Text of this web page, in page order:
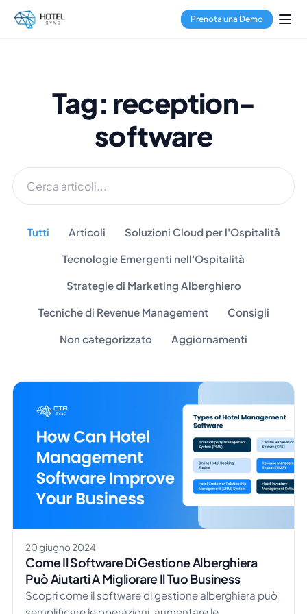
Prenota una Demo
Tag: reception-
software
Tutti Articoli Soluzioni Cloud per l'Ospitalità
Tecnologie Emergenti nell'Ospitalità
Strategie di Marketing Alberghiero
Tecniche di Revenue Management Consigli
Non categorizzato Aggiornamenti
20 giugno 2024
Come Il Software Di Gestione Alberghiera
Può Aiutarti A Migliorare Il Tuo Business
Scopri come il software di gestione alberghiera può